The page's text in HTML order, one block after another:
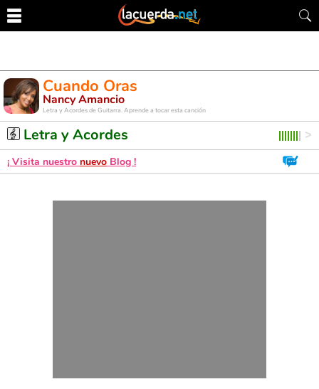
Cuando Oras
Nancy Amancio
Letra y Acordes de Guitarra. Aprende a tocar esta canción
Letra y Acordes
¡ Visita nuestro nuevo Blog !